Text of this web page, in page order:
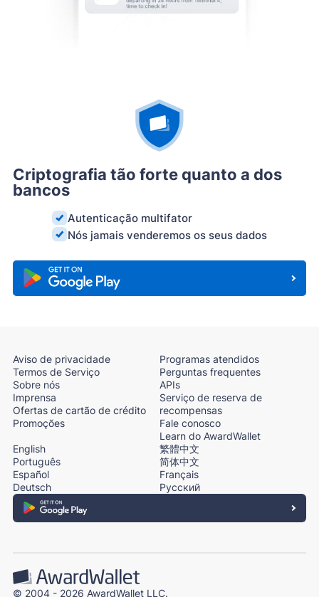
Criptografia tão forte quanto a dos
bancos
Autenticação multifator
Nós jamais venderemos os seus dados
Aviso de privacidade
Termos de Serviço
Sobre nós
Imprensa
Ofertas de cartão de crédito
Promoções
Programas atendidos
Perguntas frequentes
APIs
Serviço de reserva de
recompensas
Fale conosco
Learn do AwardWallet
English
Português
Español
Deutsch
繁體中文
简体中文
Français
Русский
© 2004 - 2026 AwardWallet LLC.